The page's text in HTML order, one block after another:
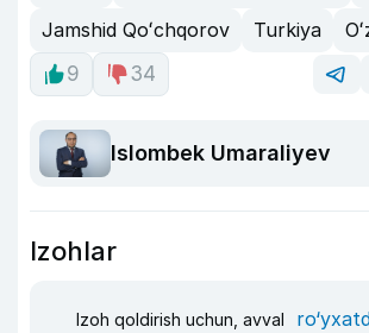
Jamshid Qoʻchqorov
Turkiya
9
34
Islombek Umaraliyev
Izohlar
Izoh qoldirish uchun, avval